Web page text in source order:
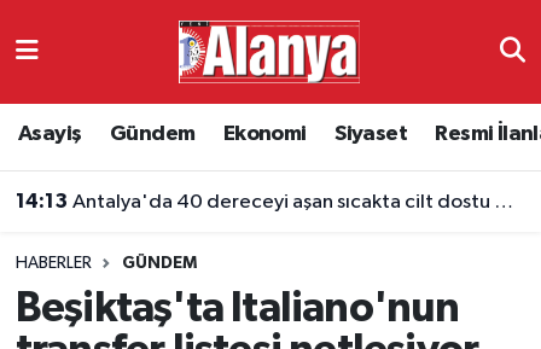
Asayiş Gündem Ekonomi Siyaset Resmi
14:13 Antalya'da 40 dereceyi aşan sıcakta cilt dostu giyim
HABERLER GÜNDEM
Beşiktaş'ta Italiano'nun
Ekonomi
Resmi İlanlar
Antalya Namaz Vakitleri
Süper Lig Puan Durumu ve Fikstür